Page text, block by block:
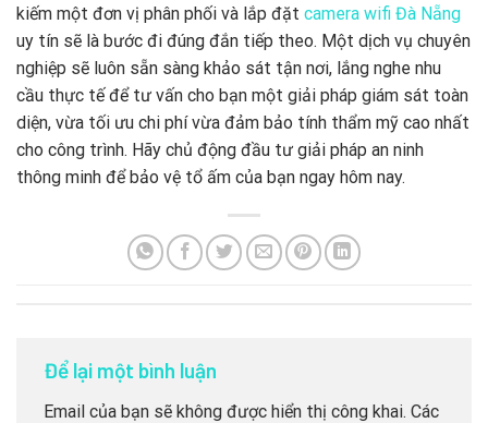
kiếm một đơn vị phân phối và lắp đặt camera wifi Đà Nẵng
uy tín sẽ là bước đi đúng đắn tiếp theo. Một dịch vụ chuyên
nghiệp sẽ luôn sẵn sàng khảo sát tận nơi, lắng nghe nhu
cầu thực tế để tư vấn cho bạn một giải pháp giám sát toàn
diện, vừa tối ưu chi phí vừa đảm bảo tính thẩm mỹ cao nhất
cho công trình. Hãy chủ động đầu tư giải pháp an ninh
thông minh để bảo vệ tổ ấm của bạn ngay hôm nay.
Để lại một bình luận
Email của bạn sẽ không được hiển thị công khai. Các